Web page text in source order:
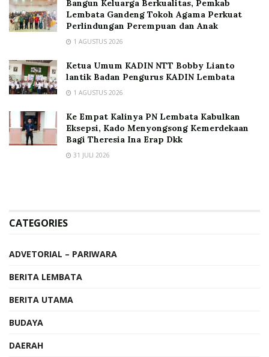
Bangun Keluarga Berkualitas, Pemkab
Lembata Gandeng Tokoh Agama Perkuat
Perlindungan Perempuan dan Anak
1 AGUSTUS 2026
Ketua Umum KADIN NTT Bobby Lianto
lantik Badan Pengurus KADIN Lembata
1 AGUSTUS 2026
Ke Empat Kalinya PN Lembata Kabulkan
Eksepsi, Kado Menyongsong Kemerdekaan
Bagi Theresia Ina Erap Dkk
31 JULI 2026
CATEGORIES
ADVETORIAL – PARIWARA
BERITA LEMBATA
BERITA UTAMA
BUDAYA
DAERAH